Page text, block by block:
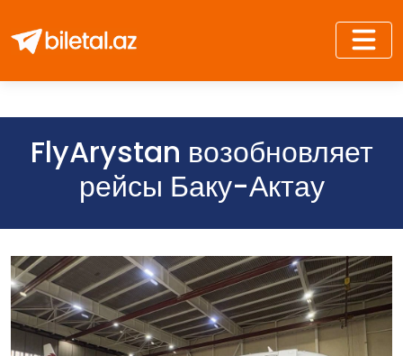
FlyArystan возобновляет
рейсы Баку-Актау